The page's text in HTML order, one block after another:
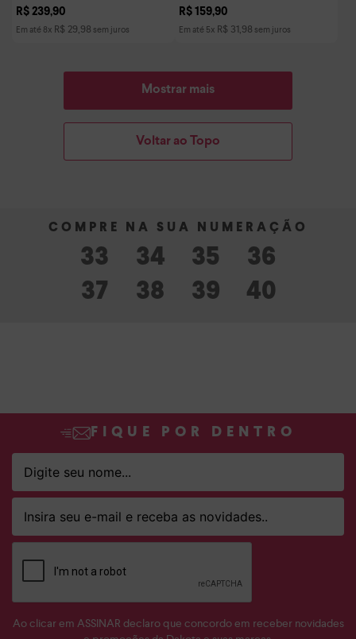
R$ 239,90
Em até 8x R$ 29,98 sem juros
R$ 159,90
Em até 5x R$ 31,98 sem juros
Mostrar mais
Voltar ao Topo
33 34 35
36
37
38 39 40
FIQUE POR DENTRO
Ao clicar em ASSINAR declaro que concordo em receber novidades